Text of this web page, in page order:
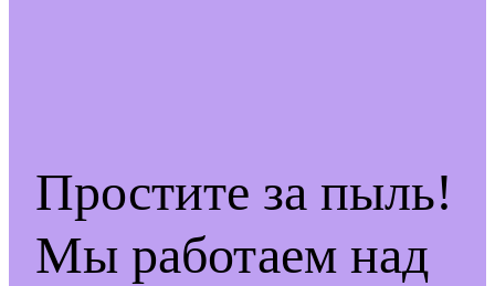
Простите за пыль!
Мы работаем над